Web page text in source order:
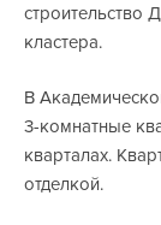
строительство
кластера.
В
3-комнатные
кварталах.
отделкой.